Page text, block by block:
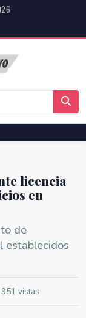
licencia
en
de
establecidos
951 vistas